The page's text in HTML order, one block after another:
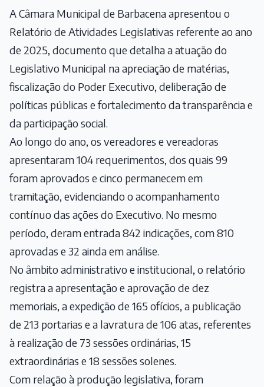
A Câmara Municipal de Barbacena apresentou o
Relatório de Atividades Legislativas referente ao ano
de 2025, documento que detalha a atuação do
Legislativo Municipal na apreciação de matérias,
fiscalização do Poder Executivo, deliberação de
políticas públicas e fortalecimento da transparência e
da participação social.
Ao longo do ano, os vereadores e vereadoras
apresentaram 104 requerimentos, dos quais 99
foram aprovados e cinco permanecem em
tramitação, evidenciando o acompanhamento
contínuo das ações do Executivo. No mesmo
período, deram entrada 842 indicações, com 810
aprovadas e 32 ainda em análise.
No âmbito administrativo e institucional, o relatório
registra a apresentação e aprovação de dez
memoriais, a expedição de 165 ofícios, a publicação
de 213 portarias e a lavratura de 106 atas, referentes
à realização de 73 sessões ordinárias, 15
extraordinárias e 18 sessões solenes.
Com relação à produção legislativa, foram